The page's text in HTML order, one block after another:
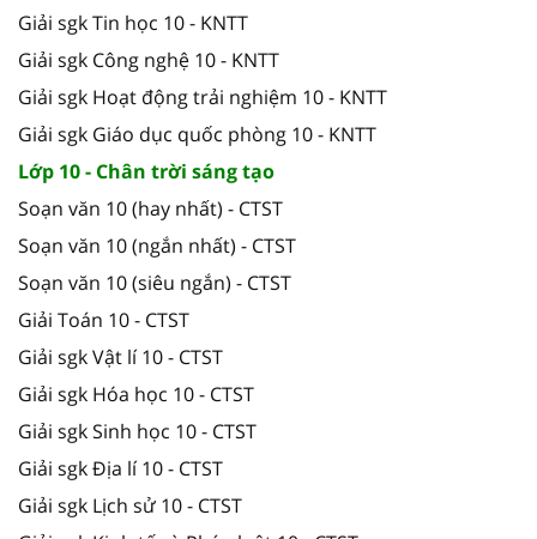
Giải sgk Tin học 10 - KNTT
Giải sgk Công nghệ 10 - KNTT
Giải sgk Hoạt động trải nghiệm 10 - KNTT
Giải sgk Giáo dục quốc phòng 10 - KNTT
Lớp 10 - Chân trời sáng tạo
Soạn văn 10 (hay nhất) - CTST
Soạn văn 10 (ngắn nhất) - CTST
Soạn văn 10 (siêu ngắn) - CTST
Giải Toán 10 - CTST
Giải sgk Vật lí 10 - CTST
Giải sgk Hóa học 10 - CTST
Giải sgk Sinh học 10 - CTST
Giải sgk Địa lí 10 - CTST
Giải sgk Lịch sử 10 - CTST